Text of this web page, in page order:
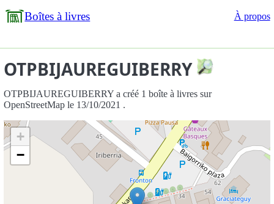
Boîtes à livres À propos
OTPBIJAUREGUIBERRY
OTPBIJAUREGUIBERRY a créé 1 boîte à livres sur
OpenStreetMap le 13/10/2021 .
+
−